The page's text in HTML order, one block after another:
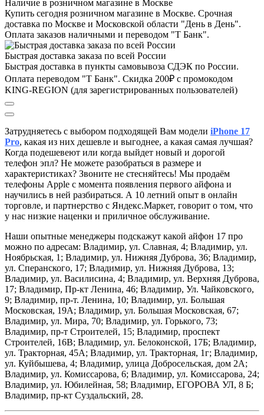
Наличие в розничном магазине в Москве
Купить сегодня розничном магазине в Москве. Срочная
доставка по Москве и Московской области "День в День".
Оплата заказов наличными и переводом "Т Банк".
Быстрая доставка заказа по всей России
Быстрая доставка в пункты самовывоза СДЭК по России.
Оплата переводом "Т Банк". Скидка 200₽ с промокодом
KING-REGION (для зарегистрированных пользователей)
Затрудняетесь с выбором подходящей Вам модели iPhone 17
Pro, какая из них дешевле и выгоднее, а какая самая лучшая?
Когда подешевеют или когда выйдет новый и дорогой
телефон эпл? Не можете разобраться в размере и
характеристиках? Звоните не стесняйтесь! Мы продаём
телефоны Apple с момента появления первого айфона и
научились в ней разбираться. А 10 летний опыт в онлайн
торговле, и партнерство с Яндекс.Маркет, говорит о том, что
у нас низкие наценки и приличное обслуживание.
Наши опытные менеджеры подскажут какой айфон 17 про
можно по адресам: Владимир, ул. Славная, 4; Владимир, ул.
Ноябрьская, 1; Владимир, ул. Нижняя Дуброва, 36; Владимир,
ул. Сперанского, 17; Владимир, ул. Нижняя Дуброва, 13;
Владимир, ул. Василисина, 4; Владимир, ул. Верхняя Дуброва,
17; Владимир, Пр-кт Ленина, 46; Владимир, Ул. Чайковского,
9; Владимир, пр-т. Ленина, 10; Владимир, ул. Большая
Московская, 19А; Владимир, ул. Большая Московская, 67;
Владимир, ул. Мира, 70; Владимир, ул. Горького, 73;
Владимир, пр-т Строителей, 15; Владимир, проспект
Строителей, 16В; Владимир, ул. Белоконской, 17Б; Владимир,
ул. Тракторная, 45А; Владимир, ул. Тракторная, 1г; Владимир,
ул. Куйбышева, 4; Владимир, улица Добросельская, дом 2А;
Владимир, ул. Комиссарова, 6; Владимир, ул. Комиссарова, 24;
Владимир, ул. Юбилейная, 58; Владимир, ЕГОРОВА УЛ, 8 Б;
Владимир, пр-кт Суздальский, 28.